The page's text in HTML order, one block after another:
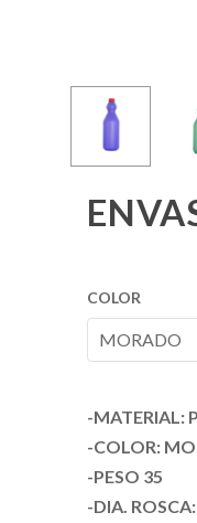
COLOR
MORADO
-MATERIAL:
-COLOR:
-PESO 35
-DIA.